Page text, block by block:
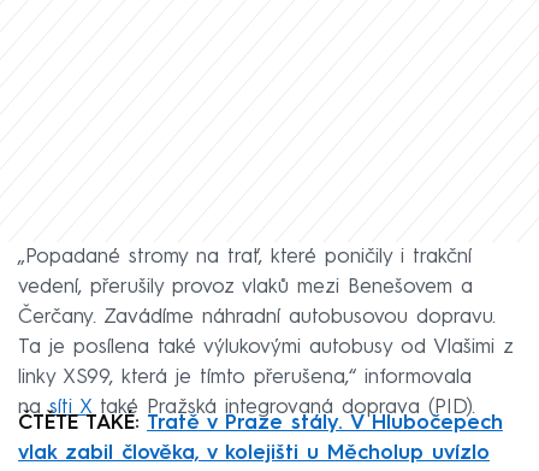
„Popadané stromy na trať, které poničily i trakční
vedení, přerušily provoz vlaků mezi Benešovem a
Čerčany. Zavádíme náhradní autobusovou dopravu.
Ta je posílena také výlukovými autobusy od Vlašimi z
linky XS99, která je tímto přerušena,“ informovala
nasíti X také Pražská integrovaná doprava (PID).
ČTĚTE TAKÉ: Tratě v Praze stály. V Hlubočepech
vlak zabil člověka, v kolejišti u Měcholup uvízlo